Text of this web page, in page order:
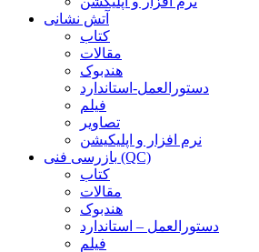
آتش نشانی
کتاب
مقالات
هندبوک
دستورالعمل-استاندارد
فیلم
تصاویر
نرم افزار و اپلیکیشن
بازرسی فنی (QC)
کتاب
مقالات
هندبوک
دستورالعمل – استاندارد
فیلم